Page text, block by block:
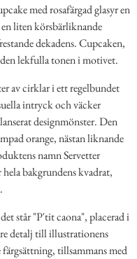
med rosafärgad glasyr en
liten körsbärliknande
dekadens. Cupcaken,
lekfulla tonen i motivet.
av cirklar i ett regelbundet
intryck och väcker
designmönster. Den
orange, nästan liknande
namn Servetter
bakgrundens kvadrat,
står "P'tit caona", placerad i
detalj till illustrationens
tillsammans med